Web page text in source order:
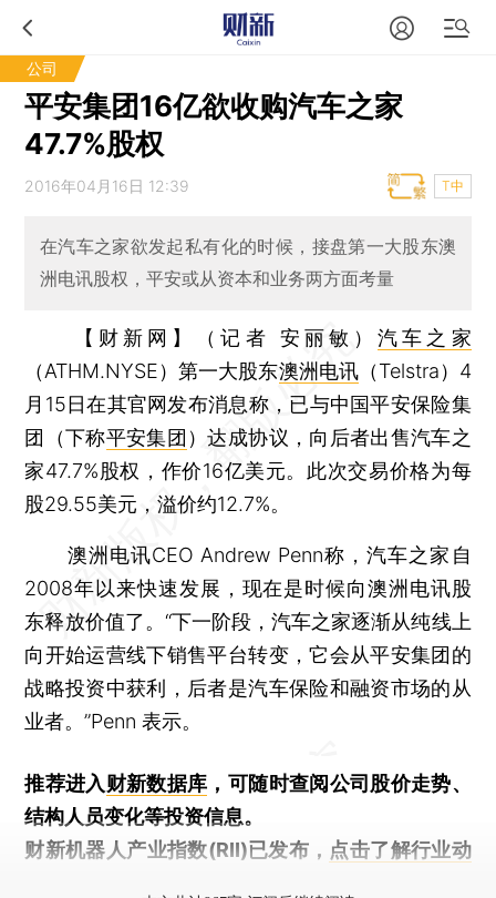
公司
平安集团16亿欲收购汽车之家
47.7%股权
2016年04月16日 12:39 T中
在汽车之家欲发起私有化的时候，接盘第一大股东澳
洲电讯股权，平安或从资本和业务两方面考量
【财新网】（记者 安丽敏）汽车之家
（ATHM.NYSE）第一大股东澳洲电讯（Telstra）4
月15日在其官网发布消息称，已与中国平安保险集
团（下称平安集团 ）达成协议，向后者出售汽车之
家47.7%股权，作价16亿美元。此次交易价格为每
股29.55美元，溢价约12.7%。
澳洲电讯CEO Andrew Penn称，汽车之家自
2008年以来快速发展，现在是时候向澳洲电讯股
东释放价值了。“下一阶段，汽车之家逐渐从纯线上
向开始运营线下销售平台转变，它会从平安集团的
战略投资中获利，后者是汽车保险和融资市场的从
业者。”Penn 表示。
推荐进入财新数据库 ，可随时查阅公司股价走势、
结构人员变化等投资信息。
财新机器人产业指数(RII)已发布， 点击了解行业动